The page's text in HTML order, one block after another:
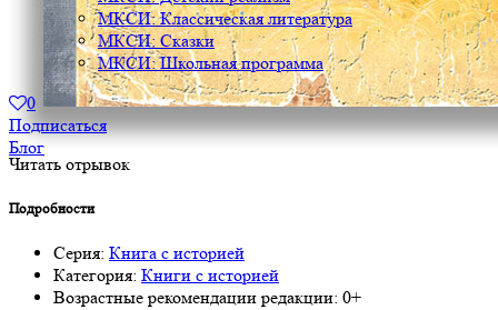
МКСИ: Классическая литература
МКСИ: Сказки
МКСИ: Школьная программа
0
Подписаться
Блог
Читать отрывок
Подробности
Серия: Книга с историей
Категория: Книги с историей
Возрастные рекомендации редакции: 0+